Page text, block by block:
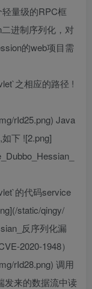
量级的RPC框
进制序列化，对
的web项目需
之相应的路径 !
rId25.png) Java
下 ![2.png]
的代码service
static/qingy/
反序列化漏
2020-1948）
rId28.png) 调用
发来的数据流中读